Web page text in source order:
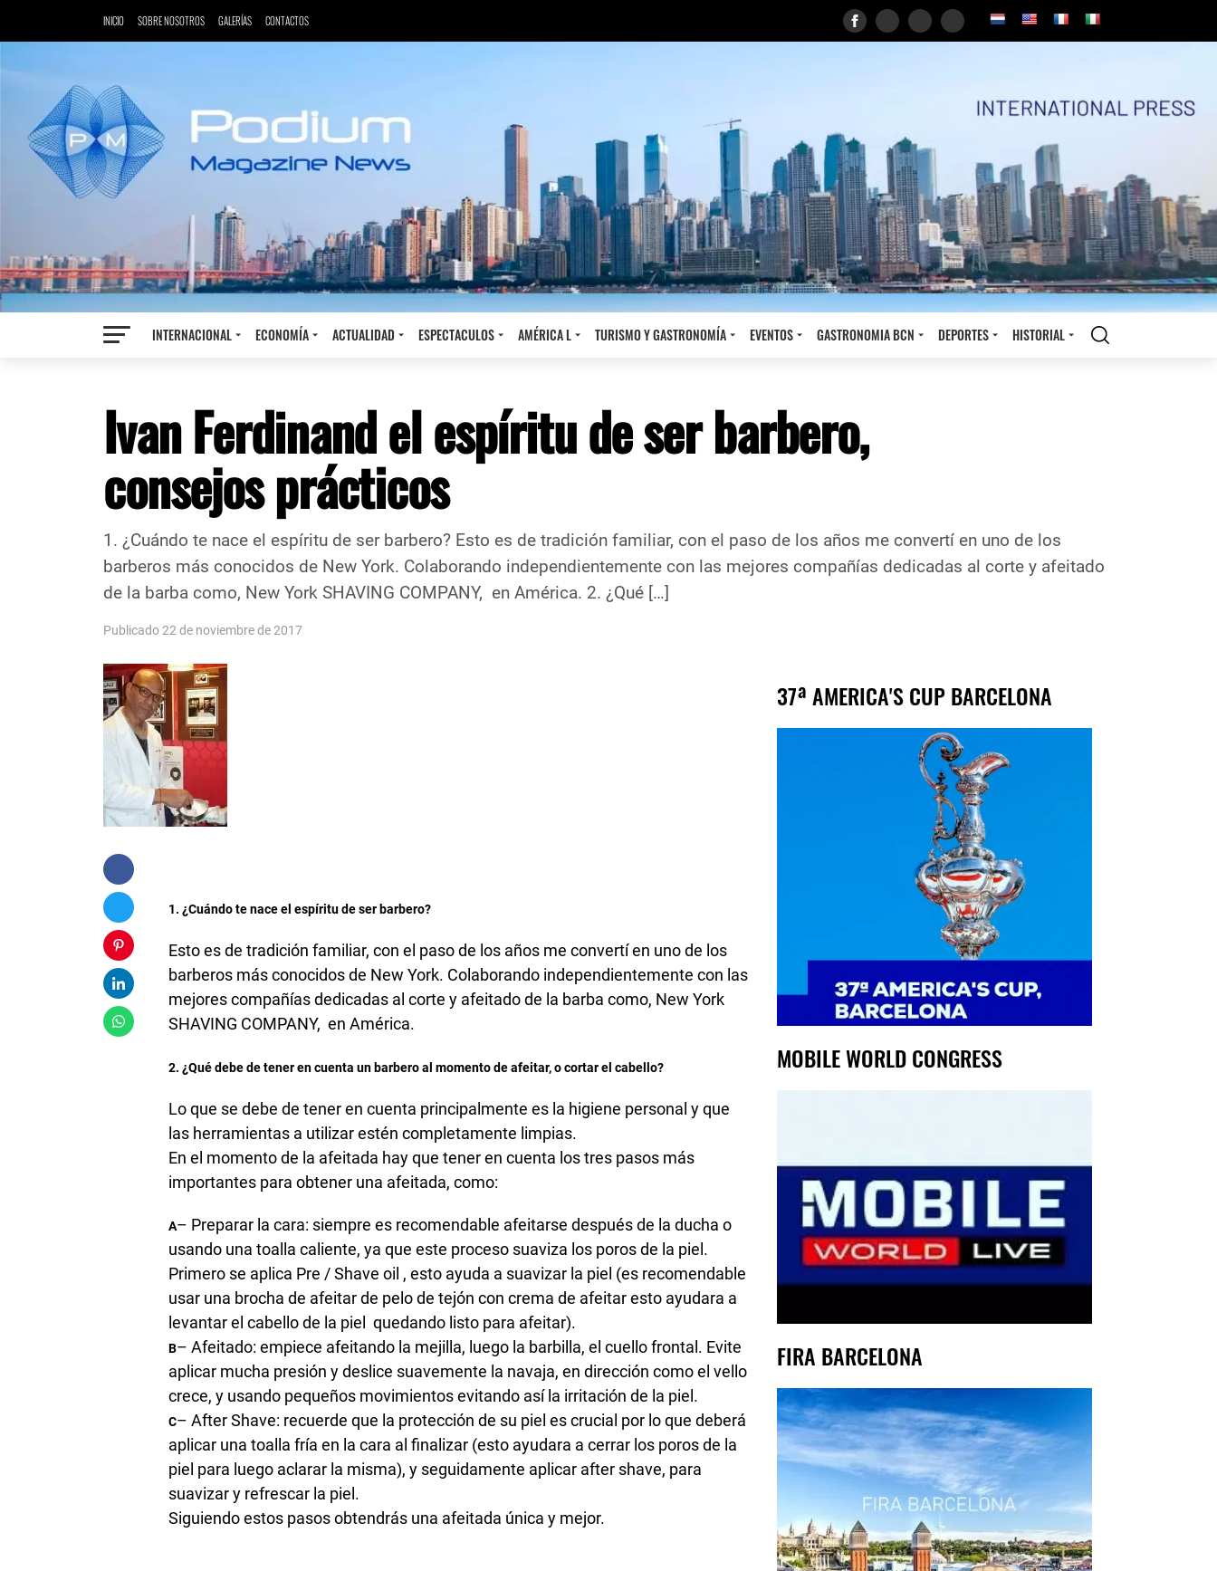
INICIO SOBRE NOSOTROS GALERÍAS CONTACTOS
INTERNACIONAL ECONOMÍA ACTUALIDAD ESPECTACULOS AMÉRICA L TURISMO Y GASTRONOMÍA EVENTOS GASTRONOMIA BCN DEPORTES HISTORIAL
Ivan Ferdinand el espíritu de ser barbero,
consejos prácticos
1. ¿Cuándo te nace el espíritu de ser barbero? Esto es de tradición familiar, con el paso de los años me convertí en uno de los
barberos más conocidos de New York. Colaborando independientemente con las mejores compañías dedicadas al corte y afeitado
de la barba como, New York SHAVING COMPANY, en América. 2. ¿Qué […]
Publicado 22 de noviembre de 2017
1. ¿Cuándo te nace el espíritu de ser barbero?
Esto es de tradición familiar, con el paso de los años me convertí en uno de los
barberos más conocidos de New York. Colaborando independientemente con las
mejores compañías dedicadas al corte y afeitado de la barba como, New York
SHAVING COMPANY, en América.
2. ¿Qué debe de tener en cuenta un barbero al momento de afeitar, o cortar el cabello?
Lo que se debe de tener en cuenta principalmente es la higiene personal y que
las herramientas a utilizar estén completamente limpias.
En el momento de la afeitada hay que tener en cuenta los tres pasos más
importantes para obtener una afeitada, como:
A– Preparar la cara: siempre es recomendable afeitarse después de la ducha o
usando una toalla caliente, ya que este proceso suaviza los poros de la piel.
Primero se aplica Pre / Shave oil , esto ayuda a suavizar la piel (es recomendable
usar una brocha de afeitar de pelo de tejón con crema de afeitar esto ayudara a
levantar el cabello de la piel quedando listo para afeitar).
B– Afeitado: empiece afeitando la mejilla, luego la barbilla, el cuello frontal. Evite
aplicar mucha presión y deslice suavemente la navaja, en dirección como el vello
crece, y usando pequeños movimientos evitando así la irritación de la piel.
C– After Shave: recuerde que la protección de su piel es crucial por lo que deberá
aplicar una toalla fría en la cara al finalizar (esto ayudara a cerrar los poros de la
piel para luego aclarar la misma), y seguidamente aplicar after shave, para
suavizar y refrescar la piel.
Siguiendo estos pasos obtendrás una afeitada única y mejor.
37ª AMERICA'S CUP BARCELONA
MOBILE WORLD CONGRESS
FIRA BARCELONA